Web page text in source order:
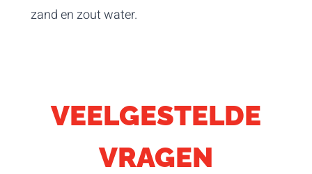
zand en zout water.
VEELGESTELDE
VRAGEN